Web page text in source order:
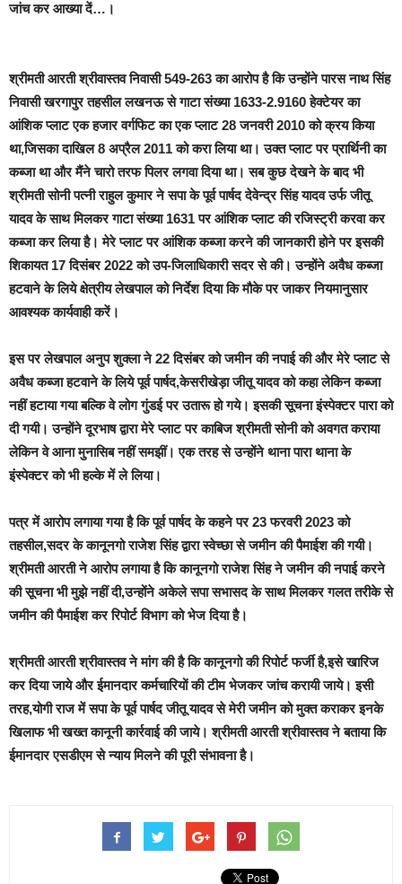
जांच कर आख्या दें…।
श्रीमती आरती श्रीवास्तव निवासी 549-263 का आरोप है किउन्होंने पारस नाथ सिंह
निवासी खरगापुर तहसील लखनऊ से गाटा संख्या 1633-2.9160 हेक्टेयर का
आंशिक प्लाट एक हजार वर्गफिट का एक प्लाट 28 जनवरी 2010 को क्रय किया
था,जिसका दाखिल 8 अप्रैल 2011 को करा लिया था। उक्त प्लाट पर प्रार्थिनी का
कब्जा था और मैंने चारो तरफ पिलर लगवा दिया था। सब कुछ देखने के बाद भी
श्रीमती सोनी पत्नी राहुल कुमार ने सपा के पूर्व पार्षद देवेन्द्र सिंह यादव उर्फ जीतू
यादव के साथ मिलकर गाटा संख्या 1631 पर आंशिक प्लाट की रजिस्ट्री करवा कर
कब्जा कर लिया है। मेरे प्लाट पर आंशिक कब्जा करने की जानकारी होने पर इसकी
शिकायत 17 दिसंबर 2022 को उप-जिलाधिकारी सदर से की। उन्होंने अवैध कब्जा
हटवाने के लिये क्षेत्रीय लेखपाल को निर्देश दिया कि मौके पर जाकर नियमानुसार
आवश्यक कार्यवाही करें।
इस पर लेखपाल अनुप शुक्ला ने 22 दिसंबर को जमीन की नपाई की और मेरे प्लाट से
अवैध कब्जा हटवाने के लिये पूर्व पार्षद,केसरीखेड़ा जीतू यादव को कहा लेकिन कब्जा
नहीं हटाया गया बल्कि वे लोग गुंडई पर उतारू हो गये। इसकी सूचना इंस्पेक्टर पारा को
दी गयी। उन्होंने दूरभाष द्वारा मेरे प्लाट पर काबिज श्रीमती सोनी को अवगत कराया
लेकिन वे आना मुनासिब नहीं समझीं। एक तरह से उन्होंने थाना पारा थाना के
इंस्पेक्टर को भी हल्के में ले लिया।
पत्र में आरोप लगाया गया है किपूर्व पार्षद के कहने पर 23 फरवरी 2023 को
तहसील,सदर के कानूनगो राजेश सिंह द्वारा स्वेच्छा से जमीन की पैमाईश की गयी।
श्रीमती आरती ने आरोप लगाया है कि कानूनगो राजेश सिंह ने जमीन की नपाई करने
की सूचना भी मुझे नहीं दी,उन्होंने अकेले सपा सभासद के साथ मिलकर गलत तरीके से
जमीन की पैमाईश कररिपोर्ट विभाग को भेज दिया है।
श्रीमती आरती श्रीवास्तव ने मांग की है कि कानूनगो की रिपोर्ट फर्जी है,इसे खारिज
कर दिया जाये और ईमानदार कर्मचारियों की टीम भेजकर जांच करायी जाये। इसी
तरह,योगी राज में सपा के पूर्व पार्षद जीतू यादव से मेरी जमीन को मुक्त कराकर इनके
खिलाफ भी खख्त कानूनी कार्रवाई की जाये। श्रीमती आरती श्रीवास्तव ने बताया कि
ईमानदार एसडीएम से न्याय मिलने की पूरी संभावना है।